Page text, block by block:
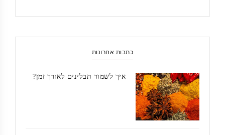
כתבות אחרונות
איך לשמור תבלינים לאורך זמן?